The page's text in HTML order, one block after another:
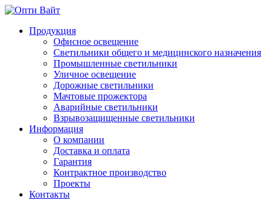
Продукция
Офисное освещение
Светильники общего и медицинского назначения
Промышленные светильники
Уличное освещение
Дорожные светильники
Мачтовые прожектора
Аварийные светильники
Взрывозащищенные светильники
Информация
О компании
Доставка и оплата
Гарантия
Контрактное производство
Проекты
Контакты